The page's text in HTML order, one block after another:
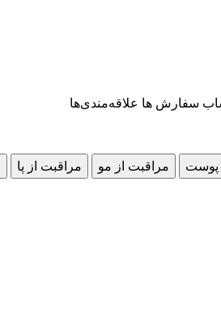
سفارش ها علاقه‌مندی‌ها
پوست مراقبت از مو مراقبت از پا